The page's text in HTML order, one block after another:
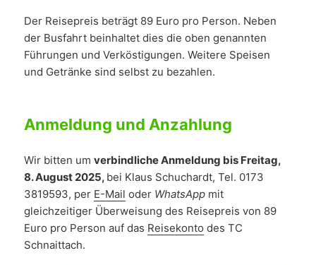
Der Reisepreis beträgt 89 Euro pro Person. Neben
der Busfahrt beinhaltet dies die oben genannten
Führungen und Verköstigungen. Weitere Speisen
und Getränke sind selbst zu bezahlen.
Anmeldung und Anzahlung
Wir bitten umverbindliche Anmeldung bis Freitag,
8. August 2025, bei Klaus Schuchardt, Tel. 0173
3819593, per E-Mail oder WhatsApp mit
gleichzeitiger Überweisung des Reisepreis von 89
Euro pro Person auf das Reisekonto des TC
Schnaittach.